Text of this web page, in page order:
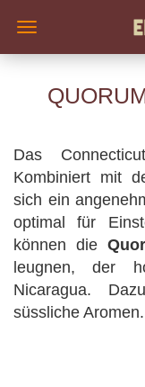
Das
Kombiniert mit
sich ein
optimal für
können die
leugnen, der
Nicaragua.
süssliche Aromen.